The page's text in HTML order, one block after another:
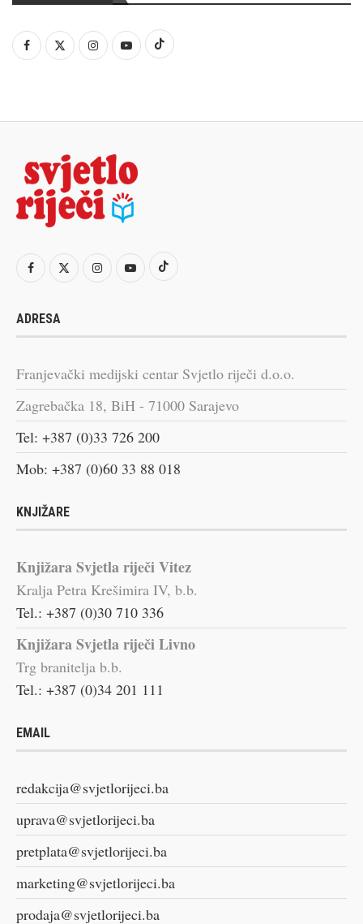
ADRESA
Franjevački medijski centar Svjetlo riječi d.o.o.
Zagrebačka 18, BiH - 71000 Sarajevo
Tel: +387 (0)33 726 200
Mob: +387 (0)60 33 88 018
KNJIŽARE
Knjižara Svjetla riječi Vitez
Kralja Petra Krešimira IV, b.b.
Tel.: +387 (0)30 710 336
Knjižara Svjetla riječi Livno
Trg branitelja b.b.
Tel.: +387 (0)34 201 111
EMAIL
redakcija@svjetlorijeci.ba
uprava@svjetlorijeci.ba
pretplata@svjetlorijeci.ba
marketing@svjetlorijeci.ba
prodaja@svjetlorijeci.ba